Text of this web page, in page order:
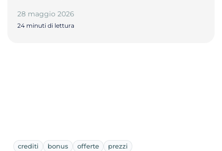
28 maggio 2026
24 minuti di lettura
crediti bonus offerte prezzi